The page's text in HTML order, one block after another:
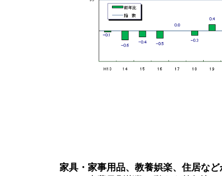
家具・家事用品、教養娯楽、住居など